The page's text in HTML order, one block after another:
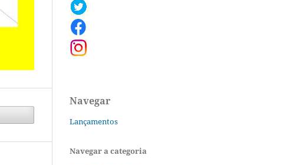
Navegar
Lançamentos
Navegar a categoria